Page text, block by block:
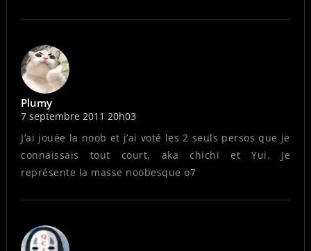
Plumy
7 septembre 2011 20h03
J’ai jouée la noob et j’ai voté les 2 seuls persos que je
connaissais tout court, aka chichi et Yui. Je
représente la masse noobesque o7